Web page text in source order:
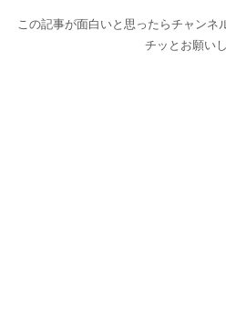
この記事が面白いと思ったらチャンネ
チッとお願い